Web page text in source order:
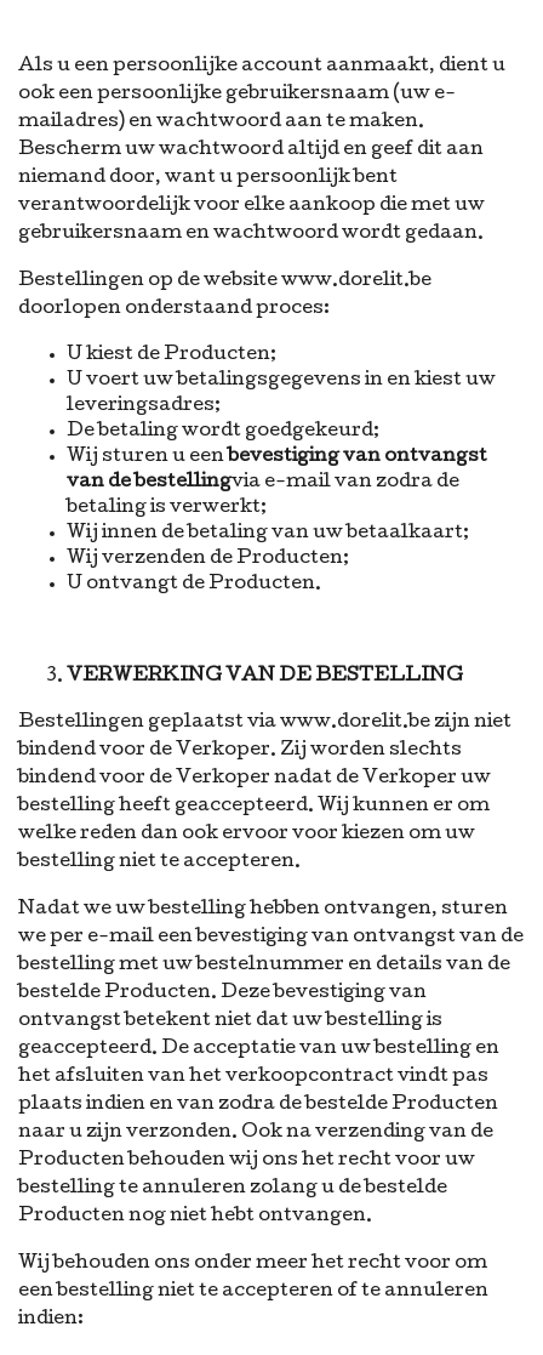
Als u een persoonlijke account aanmaakt, dient u
ook een persoonlijke gebruikersnaam (uw e-
mailadres) en wachtwoord aan te maken.
Bescherm uw wachtwoord altijd en geef dit aan
niemand door, want u persoonlijk bent
verantwoordelijk voor elke aankoop die met uw
gebruikersnaam en wachtwoord wordt gedaan.
Bestellingen op de website www.dorelit.be
doorlopen onderstaand proces:
U kiest de Producten;
U voert uw betalingsgegevens in en kiest uw
leveringsadres;
De betaling wordt goedgekeurd;
Wij sturen u een bevestiging van ontvangst
van de bestellingvia e-mail van zodra de
betaling is verwerkt;
Wij innen de betaling van uw betaalkaart;
Wij verzenden de Producten;
U ontvangt de Producten.
VERWERKING VAN DE BESTELLING
Bestellingen geplaatst via www.dorelit.be zijn niet
bindend voor de Verkoper. Zij worden slechts
bindend voor de Verkoper nadat de Verkoper uw
bestelling heeft geaccepteerd. Wij kunnen er om
welke reden dan ook ervoor voor kiezen om uw
bestelling niet te accepteren.
Nadat we uw bestelling hebben ontvangen, sturen
we per e-mail een bevestiging van ontvangst van de
bestelling met uw bestelnummer en details van de
bestelde Producten. Deze bevestiging van
ontvangst betekent niet dat uw bestelling is
geaccepteerd. De acceptatie van uw bestelling en
het afsluiten van het verkoopcontract vindt pas
plaats indien en van zodra de bestelde Producten
naar u zijn verzonden. Ook na verzending van de
Producten behouden wij ons het recht voor uw
bestelling te annuleren zolang u de bestelde
Producten nog niet hebt ontvangen.
Wij behouden ons onder meer het recht voor om
een bestelling niet te accepteren of te annuleren
indien: